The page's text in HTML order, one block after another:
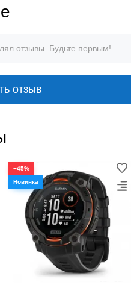
до 51 дня
режим смарт-часов
В КОМПАКТНОМ
для
приключений
Neo Tropic объединяют
GNSS, датчики ABC,
отзывы. Будьте первым!
отзыв
−45%